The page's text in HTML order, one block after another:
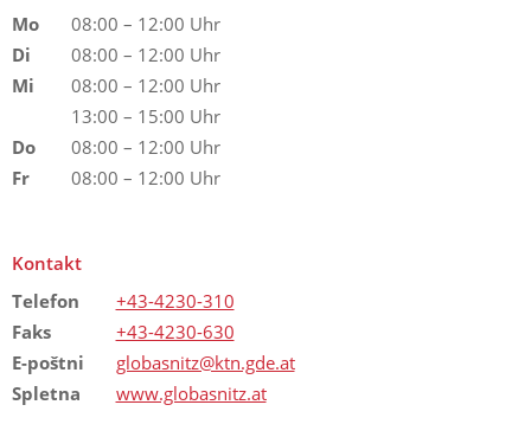
Mo
08:00 – 12:00 Uhr
Di
08:00 – 12:00 Uhr
Mi
08:00 – 12:00 Uhr
13:00 – 15:00 Uhr
Do
08:00 – 12:00 Uhr
Fr
08:00 – 12:00 Uhr
Kontakt
Telefon
+43-4230-310
Faks
+43-4230-630
E-poštni
globasnitz@ktn.gde.at
Spletna
www.globasnitz.at